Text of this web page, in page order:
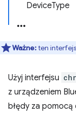
DeviceType
Ważne:ten
Użyj interfejsu
z urządzeniem
błędy za